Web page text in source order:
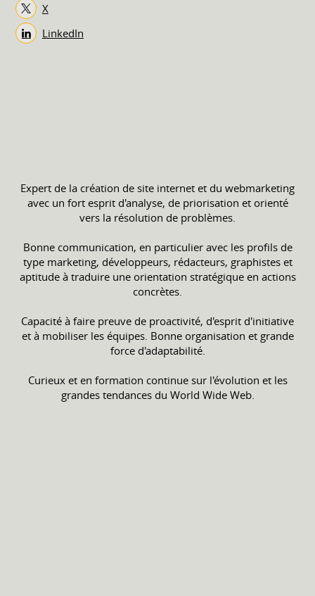
X
LinkedIn
Expert de la création de site internet et du webmarketing
avec un fort esprit d'analyse, de priorisation et orienté
vers la résolution de problèmes.
Bonne communication, en particulier avec les profils de
type marketing, développeurs, rédacteurs, graphistes et
aptitude à traduire une orientation stratégique en actions
concrètes.
Capacité à faire preuve de proactivité, d'esprit d'initiative
et à mobiliser les équipes. Bonne organisation et grande
force d'adaptabilité.
Curieux et en formation continue sur l'évolution et les
grandes tendances du World Wide Web.